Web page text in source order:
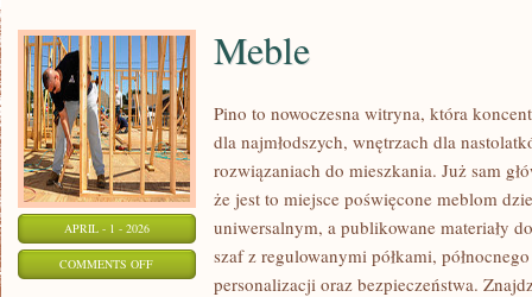
APRIL - 1 - 2026
COMMENTS OFFON
Meble
Pino to nowoczesna witryna, która
dla najmłodszych, wnętrzach dla
rozwiązaniach do mieszkania. Już sam
że jest to miejsce poświęcone meblom
uniwersalnym, a publikowane materiały
szaf z regulowanymi półkami,
personalizacji oraz bezpieczeństwa.